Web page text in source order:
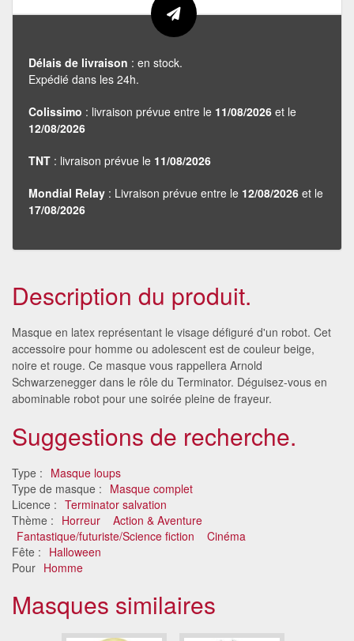
Délais de livraison : en stock.
Expédié dans les 24h.
Colissimo : livraison prévue entre le 11/08/2026 et le
12/08/2026
TNT : livraison prévue le 11/08/2026
Mondial Relay : Livraison prévue entre le 12/08/2026 et le
17/08/2026
Description du produit.
Masque en latex représentant le visage défiguré d'un robot. Cet
accessoire pour homme ou adolescent est de couleur beige,
noire et rouge. Ce masque vous rappellera Arnold
Schwarzenegger dans le rôle du Terminator. Déguisez-vous en
abominable robot pour une soirée pleine de frayeur.
Suggestions de recherche.
Type : Masque loups
Type de masque : Masque complet
Licence : Terminator salvation
Thème : Horreur
Action & Aventure
Fantastique/futuriste/Science fiction
Cinéma
Fête : Halloween
Pour Homme
Masques similaires